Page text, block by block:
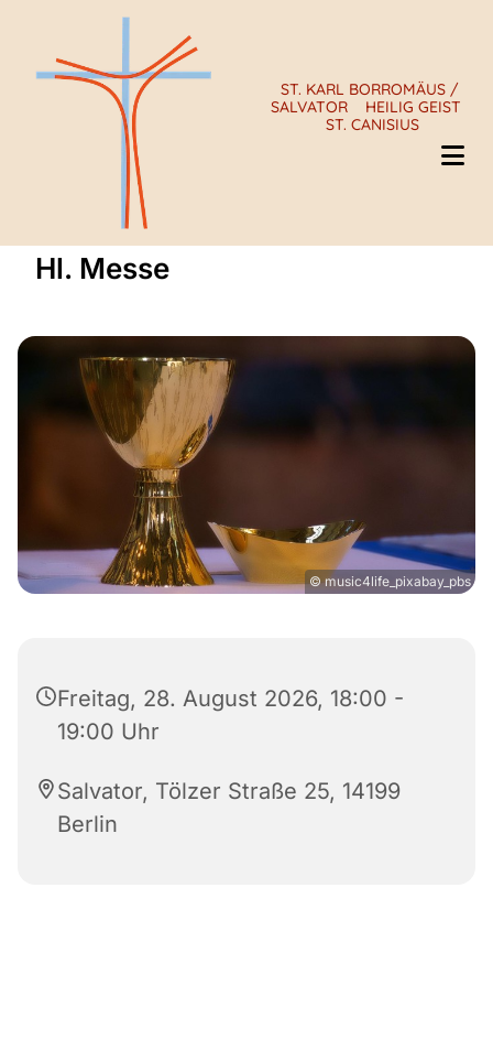
ST. KARL BORROMÄUS /
SALVATOR
HEILIG GEIST
ST. CANISIUS
Hl. Messe
© music4life_pixabay_pbs
Freitag, 28. August 2026, 18:00 -
19:00 Uhr
Salvator, Tölzer Straße 25, 14199
Berlin